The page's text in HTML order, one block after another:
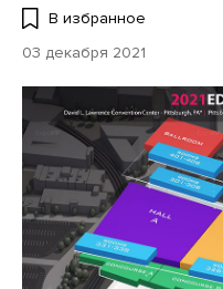
В избранное
03 декабря 2021